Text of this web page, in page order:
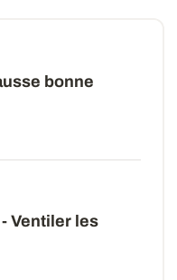
bonne
Ventiler les